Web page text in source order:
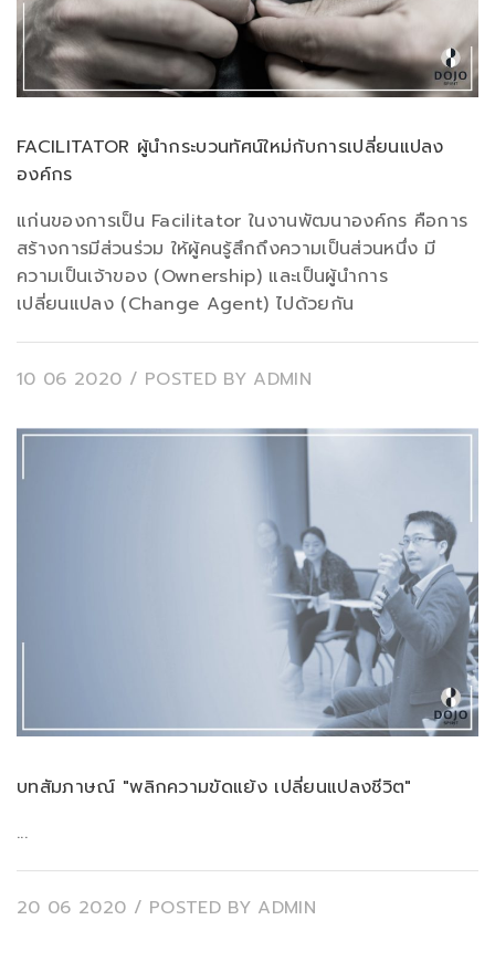
FACILITATOR ผู้นำกระบวนทัศน์ใหม่กับการเปลี่ยนแปลง
องค์กร
แก่นของการเป็น Facilitator ในงานพัฒนาองค์กร คือการ
สร้างการมีส่วนร่วม ให้ผู้คนรู้สึกถึงความเป็นส่วนหนึ่ง มี
ความเป็นเจ้าของ (Ownership) และเป็นผู้นำการ
เปลี่ยนแปลง (Change Agent) ไปด้วยกัน
10 06 2020 / POSTED BY ADMIN
บทสัมภาษณ์ "พลิกความขัดแย้ง เปลี่ยนแปลงชีวิต"
...
20 06 2020 / POSTED BY ADMIN